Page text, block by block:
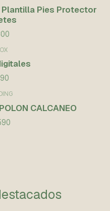
Pies Protector
CALCANEO